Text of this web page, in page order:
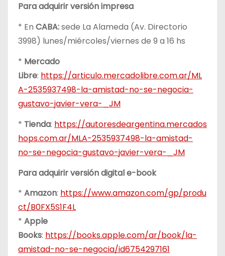
Para adquirir versión impresa
* En CABA:sede La Alameda (Av. Directorio
3998) lunes/miércoles/viernes de 9 a 16 hs
* Mercado
Libre: https://articulo.mercadolibre.com.ar/ML
A-2535937498-la-amistad-no-se-negocia-
gustavo-javier-vera-_JM
* Tienda: https://autoresdeargentina.mercados
hops.com.ar/MLA-2535937498-la-amistad-
no-se-negocia-gustavo-javier-vera-_JM
Para adquirir versión digital e-book
* Amazon: https://www.amazon.com/gp/produ
ct/B0FX5S1F4L
* Apple
Books: https://books.apple.com/ar/book/la-
amistad-no-se-negocia/id6754297161